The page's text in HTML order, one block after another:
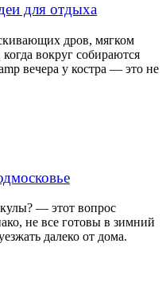
для отдыха
дров, мягком
вокруг собираются
вечера у костра — это не
— этот вопрос
не все готовы в зимний
далеко от дома.